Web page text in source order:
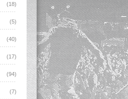
(18)
(5)
(40)
(17)
(94)
(7)